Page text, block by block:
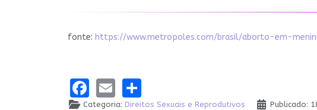
fonte: https://www.metropoles.com/brasil/aborto-em-
Facebook
Email
Categoria: Direitos Sexuais e Reprodutivos Publicado: